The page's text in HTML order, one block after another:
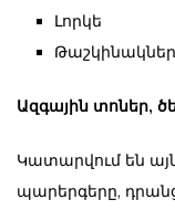
Լորկե
Ազգային տոներ,
Կատարվում են
պարերգերը,